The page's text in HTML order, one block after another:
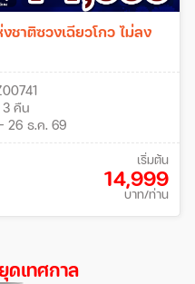
าติซวงเฉียวโกว ไม่ลง
คืน
26 ธ.ค. 69
เริ่มต้น
14,999
บาท/ท่าน
ดเทศกาล